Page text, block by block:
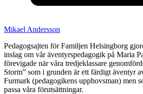
Mikael Andersson
Pedagogsajten för Familjen Helsingborg
inslag om vår äventyrspedagogik på Maria
förevigade när våra tredjeklassare
Storm” som i grunden är ett färdigt äventyr
Furmark (pedagogikens upphovsman) men
passa våra förutsättningar.